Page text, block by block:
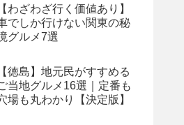
【わざわざ行く価値あり】
でしか行けない関東の秘
グルメ7選
【徳島】地元民がすすめる
当地グルメ16選｜定番も
場も丸わかり【決定版】